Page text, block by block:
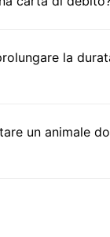
la
un animale